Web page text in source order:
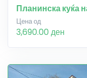
Планинска куќа
Цена од
3,690.00 ден